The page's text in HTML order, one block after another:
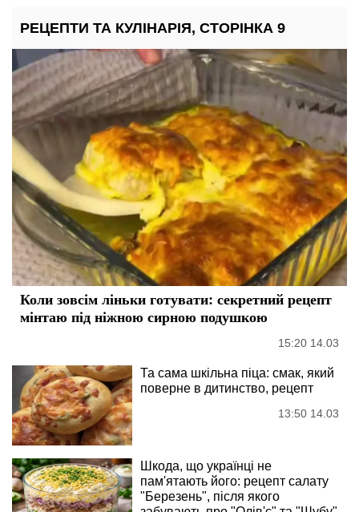
РЕЦЕПТИ ТА КУЛІНАРІЯ, СТОРІНКА 9
Коли зовсім ліньки готувати: секретний рецепт
мінтаю під ніжною сирною подушкою
15:20 14.03
Та сама шкільна піца: смак, який
поверне в дитинство, рецепт
13:50 14.03
Шкода, що українці не
пам'ятають його: рецепт салату
"Березень", після якого